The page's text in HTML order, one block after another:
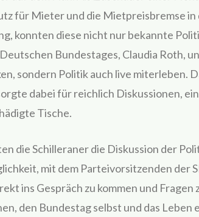
für Mieter und die Mietpreisbremse in
konnten diese nicht nur bekannte
Bundestages, Claudia Roth,
sondern Politik auch live miterleben.
dabei für reichlich Diskussionen,
Tische.
die Schilleraner die Diskussion der
mit dem Parteivorsitzenden der
ins Gespräch zu kommen und Fragen
den Bundestag selbst und das Leben